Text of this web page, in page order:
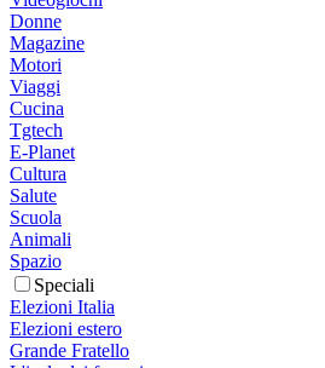
Donne
Magazine
Motori
Viaggi
Cucina
Tgtech
E-Planet
Cultura
Salute
Scuola
Animali
Spazio
Speciali
Elezioni Italia
Elezioni estero
Grande Fratello